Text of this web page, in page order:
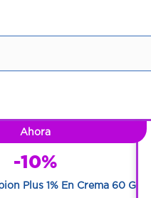
Ahora
-10%
Plus 1% En Crema 60 G